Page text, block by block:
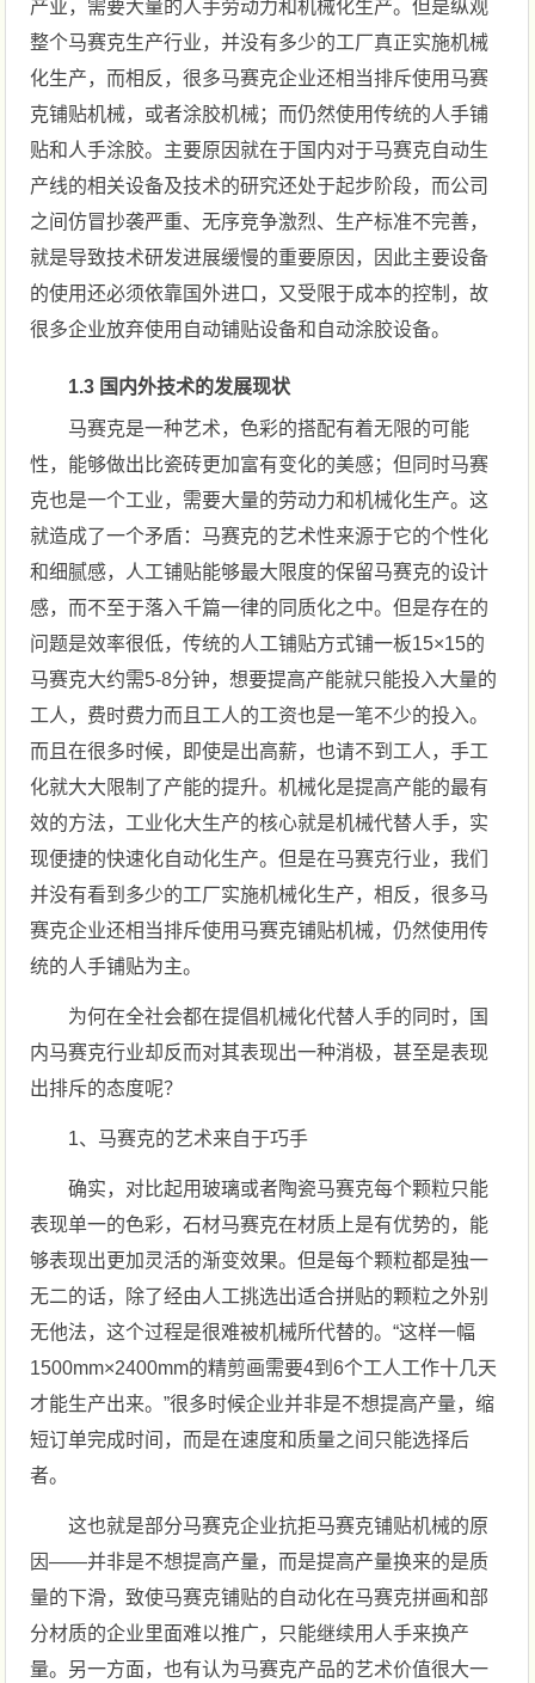
产业，需要大量的人手劳动力和机械化生产。但是纵观
整个马赛克生产行业，并没有多少的工厂真正实施机械
化生产，而相反，很多马赛克企业还相当排斥使用马赛
克铺贴机械，或者涂胶机械；而仍然使用传统的人手铺
贴和人手涂胶。主要原因就在于国内对于马赛克自动生
产线的相关设备及技术的研究还处于起步阶段，而公司
之间仿冒抄袭严重、无序竞争激烈、生产标准不完善，
就是导致技术研发进展缓慢的重要原因，因此主要设备
的使用还必须依靠国外进口，又受限于成本的控制，故
很多企业放弃使用自动铺贴设备和自动涂胶设备。
1.3 国内外技术的发展现状
马赛克是一种艺术，色彩的搭配有着无限的可能
性，能够做出比瓷砖更加富有变化的美感；但同时马赛
克也是一个工业，需要大量的劳动力和机械化生产。这
就造成了一个矛盾：马赛克的艺术性来源于它的个性化
和细腻感，人工铺贴能够最大限度的保留马赛克的设计
感，而不至于落入千篇一律的同质化之中。但是存在的
问题是效率很低，传统的人工铺贴方式铺一板15×15的
马赛克大约需5-8分钟，想要提高产能就只能投入大量的
工人，费时费力而且工人的工资也是一笔不少的投入。
而且在很多时候，即使是出高薪，也请不到工人，手工
化就大大限制了产能的提升。机械化是提高产能的最有
效的方法，工业化大生产的核心就是机械代替人手，实
现便捷的快速化自动化生产。但是在马赛克行业，我们
并没有看到多少的工厂实施机械化生产，相反，很多马
赛克企业还相当排斥使用马赛克铺贴机械，仍然使用传
统的人手铺贴为主。
为何在全社会都在提倡机械化代替人手的同时，国
内马赛克行业却反而对其表现出一种消极，甚至是表现
出排斥的态度呢？
1、马赛克的艺术来自于巧手
确实，对比起用玻璃或者陶瓷马赛克每个颗粒只能
表现单一的色彩，石材马赛克在材质上是有优势的，能
够表现出更加灵活的渐变效果。但是每个颗粒都是独一
无二的话，除了经由人工挑选出适合拼贴的颗粒之外别
无他法，这个过程是很难被机械所代替的。“这样一幅
1500mm×2400mm的精剪画需要4到6个工人工作十几天
才能生产出来。”很多时候企业并非是不想提高产量，缩
短订单完成时间，而是在速度和质量之间只能选择后
者。
这也就是部分马赛克企业抗拒马赛克铺贴机械的原
因——并非是不想提高产量，而是提高产量换来的是质
量的下滑，致使马赛克铺贴的自动化在马赛克拼画和部
分材质的企业里面难以推广，只能继续用人手来换产
量。另一方面，也有认为马赛克产品的艺术价值很大一